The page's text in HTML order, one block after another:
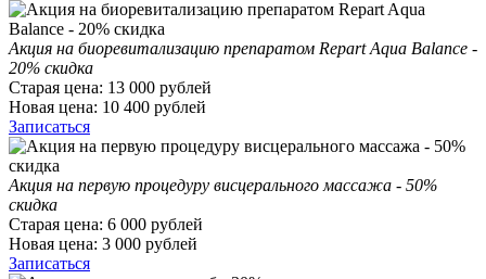
Акция на биоревитализацию препаратом Repart Aqua Balance -
20% скидка
Старая цена: 13 000 рублей
Новая цена: 10 400 рублей
Записаться
Акция на первую процедуру висцерального массажа - 50%
скидка
Старая цена: 6 000 рублей
Новая цена: 3 000 рублей
Записаться